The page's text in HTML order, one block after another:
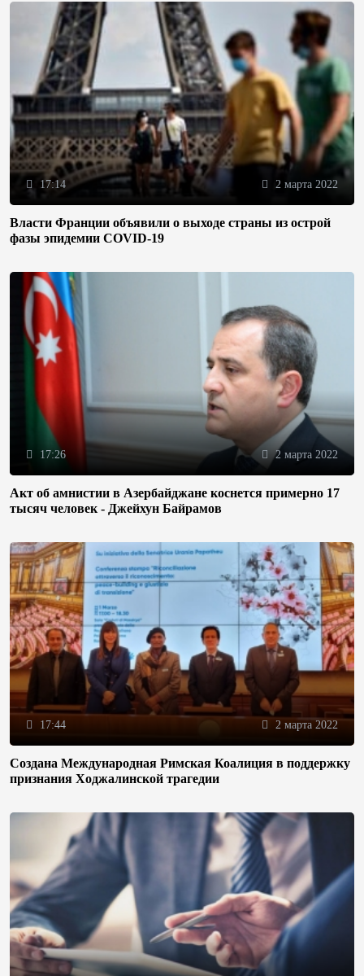
17:14 2 марта 2022
Власти Франции объявили о выходе страны из острой
фазы эпидемии COVID-19
17:26 2 марта 2022
Акт об амнистии в Азербайджане коснется примерно 17
тысяч человек - Джейхун Байрамов
17:44 2 марта 2022
Создана Международная Римская Коалиция в поддержку
признания Ходжалинской трагедии